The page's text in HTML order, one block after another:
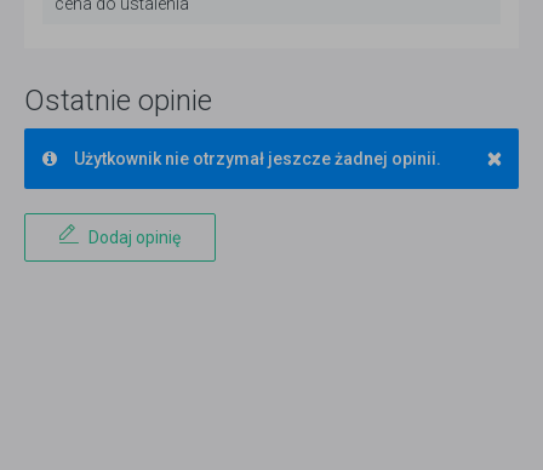
Ostatnie opinie
×
Użytkownik nie otrzymał jeszcze żadnej opinii.
Dodaj opinię